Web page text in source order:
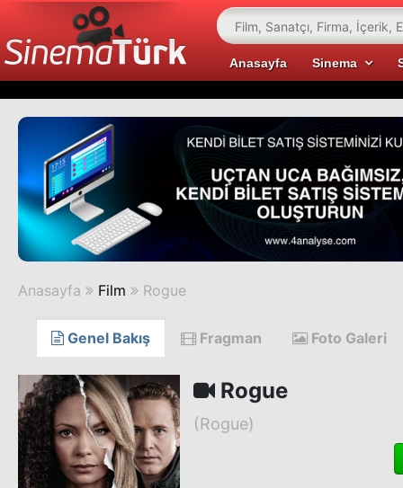
Anasayfa Sinema
Anasayfa Film Rogue
Genel Bakış Fragman Foto Galeri
Rogue
(Rogue)